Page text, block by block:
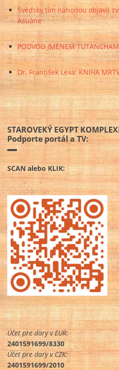
Švédsky tím náhodou objavil
Asuáne
PODVOD JMÉNEM
Dr. František Lexa: KNIHA
STAROVEKÝ EGYPT
Podporte portál a TV:
SCAN alebo KLIK:
Účet pre dary v EUR:
2401591699/8330
Účet pre dary v CZK:
2401591699/2010